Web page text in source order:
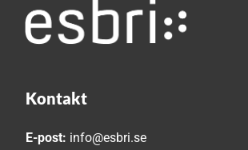
Kontakt
E-post: info@esbri.se